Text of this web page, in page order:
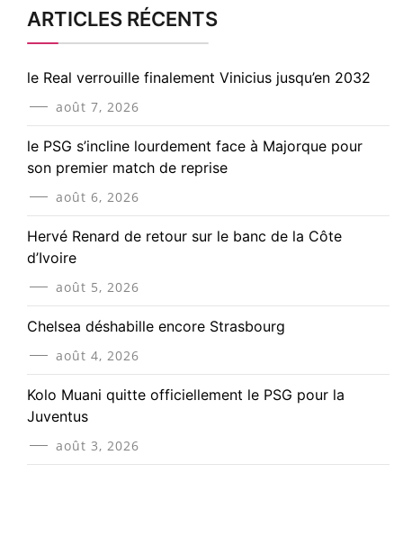
ARTICLES RÉCENTS
le Real verrouille finalement Vinicius jusqu’en 2032
août 7, 2026
le PSG s’incline lourdement face à Majorque pour
son premier match de reprise
août 6, 2026
Hervé Renard de retour sur le banc de la Côte
d’Ivoire
août 5, 2026
Chelsea déshabille encore Strasbourg
août 4, 2026
Kolo Muani quitte officiellement le PSG pour la
Juventus
août 3, 2026